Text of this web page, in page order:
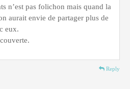
n’est pas folichon mais quand la
aurait envie de partager plus de
eux.
Reply